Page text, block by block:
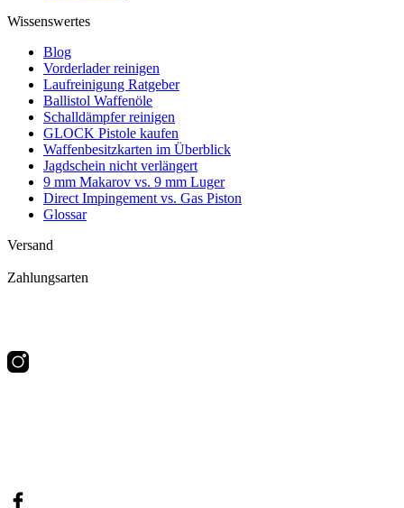
Wissenswertes
Blog
Vorderlader reinigen
Laufreinigung Ratgeber
Ballistol Waffenöle
Schalldämpfer reinigen
GLOCK Pistole kaufen
Waffenbesitzkarten im Überblick
Jagdschein nicht verlängert
9 mm Makarov vs. 9 mm Luger
Direct Impingement vs. Gas Piston
Glossar
Versand
Zahlungsarten